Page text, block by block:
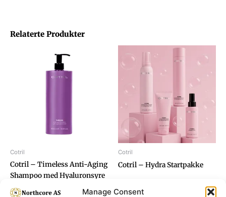
Manage Consent
Relaterte Produkter
Cotril
Cotril – Timeless Anti-Aging
Shampoo med Hyaluronsyre
1000ml
Cotril
Cotril – Hydra Startpakke